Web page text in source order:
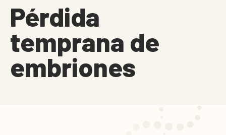
Pérdida
temprana de
embriones